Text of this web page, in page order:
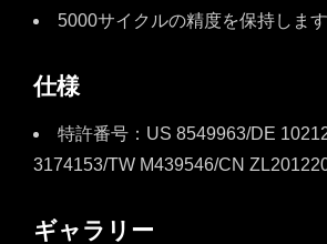
5000サイクルの精度を保持します
仕様
特許番号：US 8549963/DE
3174153/TW M439546/CN
ギャラリー